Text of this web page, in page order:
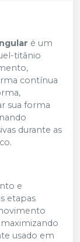
é um
titânio
contínua
sua forma
durante as
e
etapas
usado em